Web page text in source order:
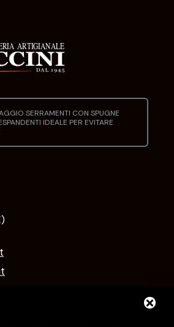
SERRAMENTI CON SPUGNE
IDEALE PER EVITARE